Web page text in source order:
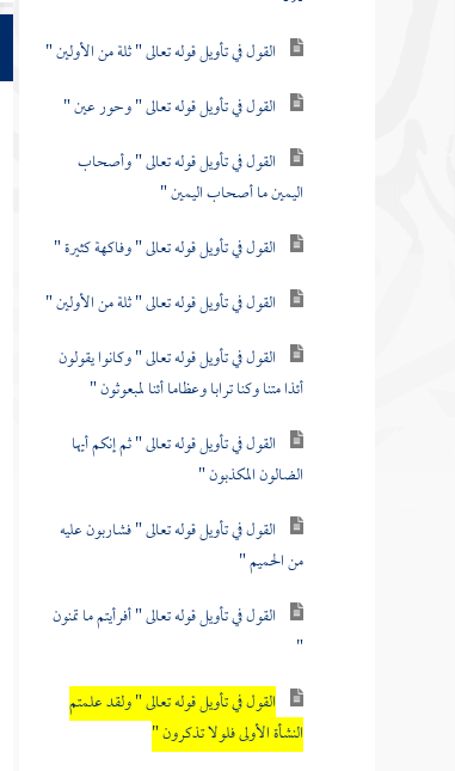
القول في تأويل قوله تعالى " ثلة من الأولين "
القول في تأويل قوله تعالى " وحور عين "
القول في تأويل قوله تعالى " وأصحاب
اليمين ما أصحاب اليمين "
القول في تأويل قوله تعالى " وفاكهة كثيرة "
القول في تأويل قوله تعالى " ثلة من الأولين "
القول في تأويل قوله تعالى " وكانوا يقولون
أئذا متنا وكنا ترابا وعظاما أئنا لمبعوثون "
القول في تأويل قوله تعالى " ثم إنكم أيها
الضالون المكذبون "
القول في تأويل قوله تعالى " فشاربون عليه
من الحميم "
القول في تأويل قوله تعالى " أفرأيتم ما تمنون
"
القول في تأويل قوله تعالى " ولقد علمتم
النشأة الأولى فلولا تذكرون "